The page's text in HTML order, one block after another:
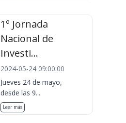
1º Jornada
Nacional de
Investi...
2024-05-24 09:00:00
Jueves 24 de mayo,
desde las 9...
Leer más